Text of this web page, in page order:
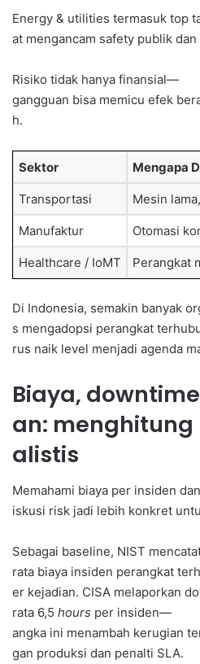
Energy & utilities termasuk top
at mengancam safety publik dan
Risiko tidak hanya finansial—
gangguan bisa memicu efek
h.
Sektor Mengapa
Transportasi Mesin
Manufaktur Otomasi
Healthcare / IoMT Perangkat
Di Indonesia, semakin banyak
s mengadopsi perangkat
rus naik level menjadi agenda
Biaya,
an: menghitung
alistis
Memahami biaya per insiden
iskusi risk jadi lebih konkret
Sebagai baseline, NIST
rata biaya insiden perangkat
er kejadian. CISA melaporkan
rata 6,5 hours per insiden—
angka ini menambah kerugian
gan produksi dan penalti SLA.